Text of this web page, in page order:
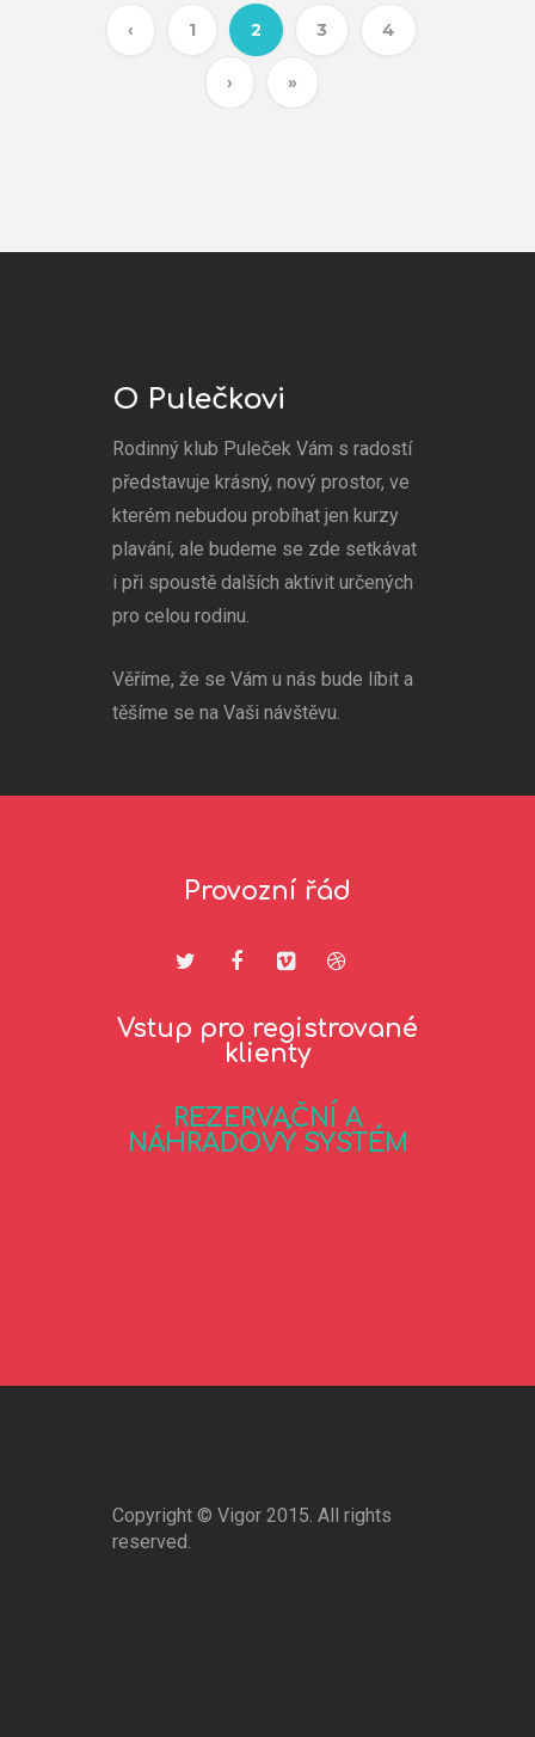
‹ 1 2 3 4
› »
O Pulečkovi
Rodinný klub Puleček Vám s radostí
představuje krásný, nový prostor, ve
kterém nebudou probíhat jen kurzy
plavání, ale budeme se zde setkávat
i při spoustě dalších aktivit určených
pro celou rodinu.
Věříme, že se Vám u nás bude líbit a
těšíme se na Vaši návštěvu.
Provozní řád
Vstup pro registrované
klienty
REZERVAČNÍ A
NÁHRADOVÝ SYSTÉM
Copyright © Vigor 2015. All rights
reserved.